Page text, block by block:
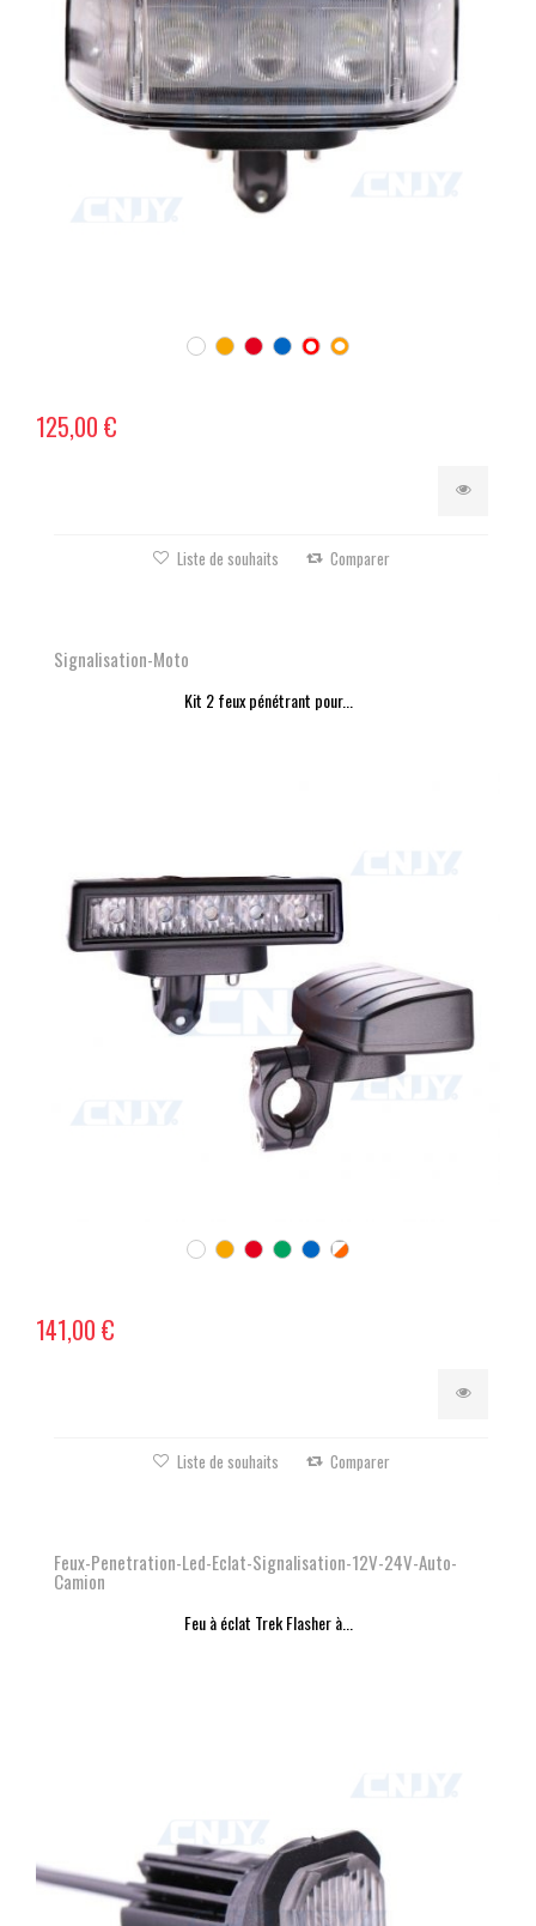
125,00 €
Liste de souhaits Comparer
Signalisation-Moto
Kit 2 feux pénétrant pour...
141,00 €
Liste de souhaits Comparer
Feux-Penetration-Led-Eclat-Signalisation-12V-24V-Auto-
Camion
Feu à éclat Trek Flasher à...